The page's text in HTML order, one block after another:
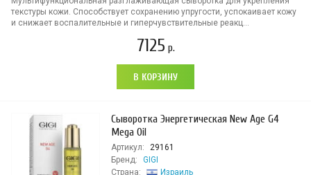
текстуры кожи. Способствует сохранению упругости, успокаивает кожу
и снижает воспалительные и гиперчувствительные реакц...
7125 р.
В КОРЗИНУ
Сыворотка Энергетическая New Age G4
Mega Oil
Артикул:
29161
Бренд:
GIGI
Страна:
Израиль